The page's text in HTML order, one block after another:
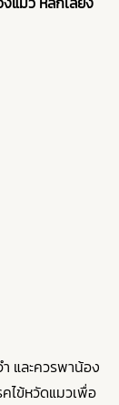
และควรพาน้อง
ไข้หวัดแมวเพื่อ